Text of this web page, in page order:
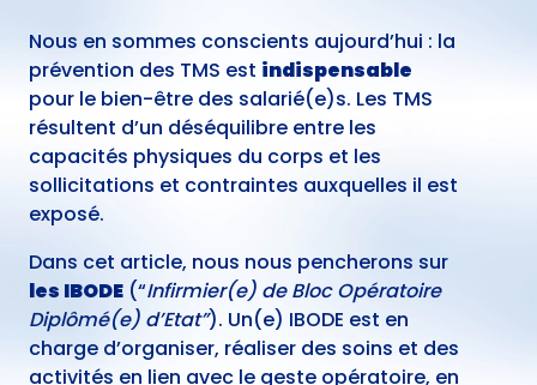
Nous en sommes conscients aujourd’hui : la
prévention des TMS est indispensable
pour le bien-être des salarié(e)s. Les TMS
résultent d’un déséquilibre entre les
capacités physiques du corps et les
sollicitations et contraintes auxquelles il est
exposé.
Dans cet article, nous nous pencherons sur
les IBODE (“Infirmier(e) de Bloc Opératoire
Diplômé(e) d’Etat”). Un(e) IBODE est en
charge d’organiser, réaliser des soins et des
activités en lien avec le geste opératoire, en